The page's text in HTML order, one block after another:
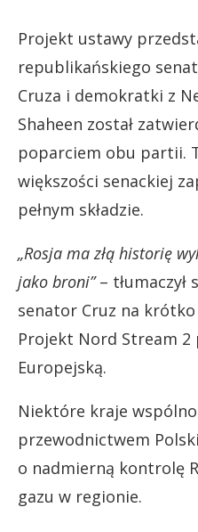
Projekt ustawy
republikańskiego
Cruza i demokratki z
Shaheen został
poparciem obu partii.
większości senackiej
pełnym składzie.
„Rosja ma złą historię
jako broni”– tłumaczył
senator Cruz na
Projekt Nord Stream 2
Europejską.
Niektóre kraje
przewodnictwem
o nadmierną kontrolę
gazu w regionie.